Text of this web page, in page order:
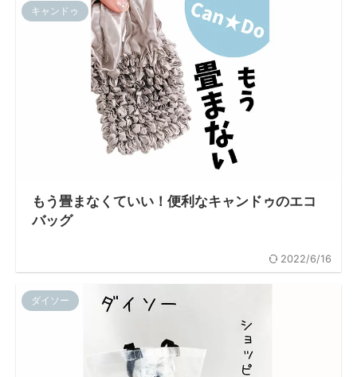
キャンドゥ
もう畳まなくていい！便利なキャンドゥのエコ
バッグ
2022/6/16
ダイソー